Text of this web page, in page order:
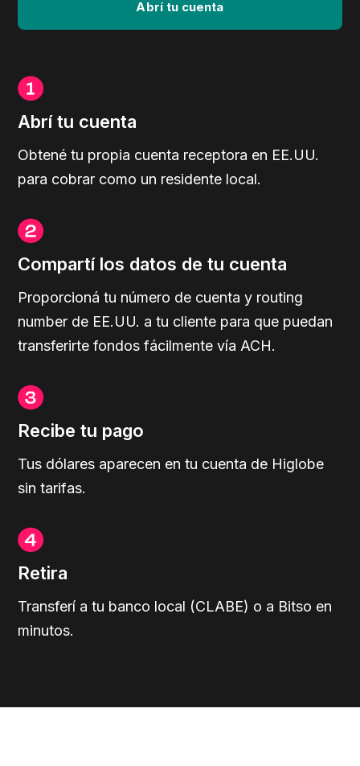
Abrí tu cuenta
Abrí tu cuenta
Obtené tu propia cuenta receptora en EE.UU.
para cobrar como un residente local.
Compartí los datos de tu cuenta
Proporcioná tu número de cuenta y routing
number de EE.UU. a tu cliente para que puedan
transferirte fondos fácilmente vía ACH.
Recibe tu pago
Tus dólares aparecen en tu cuenta de Higlobe
sin tarifas.
Retira
Transferí a tu banco local (CLABE) o a Bitso en
minutos.